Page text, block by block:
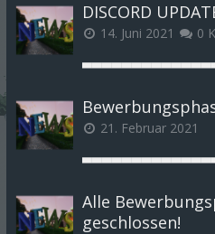
DISCORD
14. Juni 2021
0
21. Februar 2021
Alle
geschlossen!